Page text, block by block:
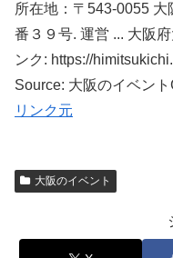
所在地：〒543-0055
番３９号. 運営 ... 大阪
ンク: https://
Source: 大阪のイベント
リンク元
大阪のイベント